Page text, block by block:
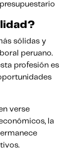
sólidas y
peruano.
profesión es
verse
la